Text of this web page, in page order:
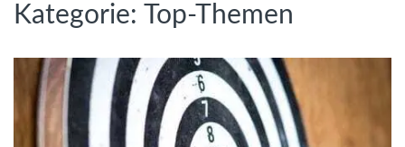
Kategorie: Top-Themen